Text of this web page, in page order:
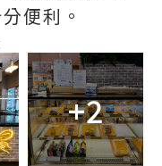
便利。
+2